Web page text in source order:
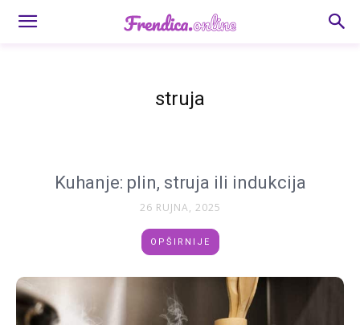
struja
Kuhanje: plin, struja ili indukcija
26 RUJNA, 2025
OPŠIRNIJE